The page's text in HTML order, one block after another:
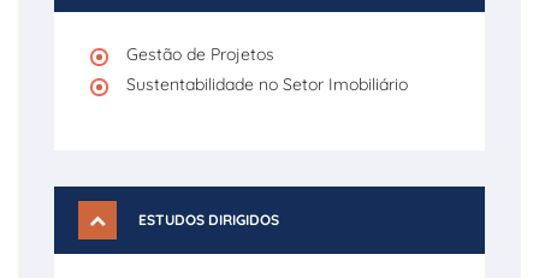
Gestão de Projetos
Sustentabilidade no Setor Imobiliário
ESTUDOS DIRIGIDOS